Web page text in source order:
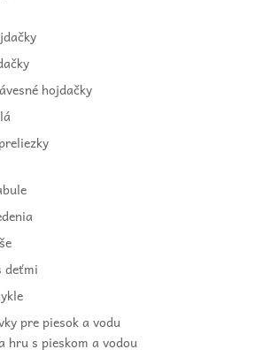
hojdačky
deťmi
pre piesok a vodu
hru s pieskom a vodou